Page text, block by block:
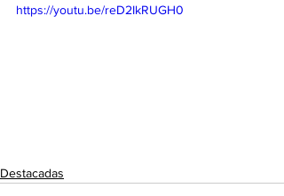
https://youtu.be/reD2IkRUGH0
Destacadas